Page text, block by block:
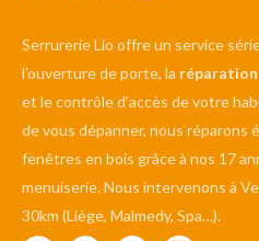
Serrurerie Lio offre un service
l’ouverture de porte, la
et le contrôle d’accès de votre
de vous dépanner, nous réparons
fenêtres en bois grâce à nos 17
menuiserie. Nous intervenons à
30km (Liège, Malmedy, Spa…).